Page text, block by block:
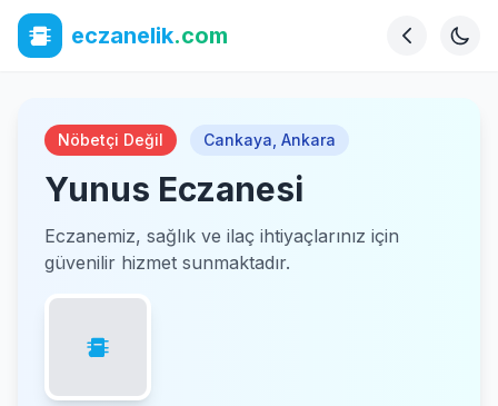
eczanelik.com
Nöbetçi Değil Cankaya Ankara
Yunus Eczanesi
Eczanemiz, sağlık ve ilaç ihtiyaçlarınız için
güvenilir hizmet sunmaktadır.